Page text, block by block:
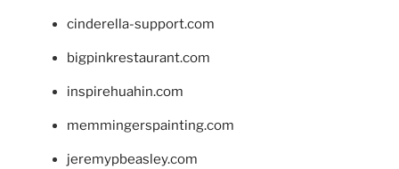
cinderella-support.com
bigpinkrestaurant.com
inspirehuahin.com
memmingerspainting.com
jeremypbeasley.com